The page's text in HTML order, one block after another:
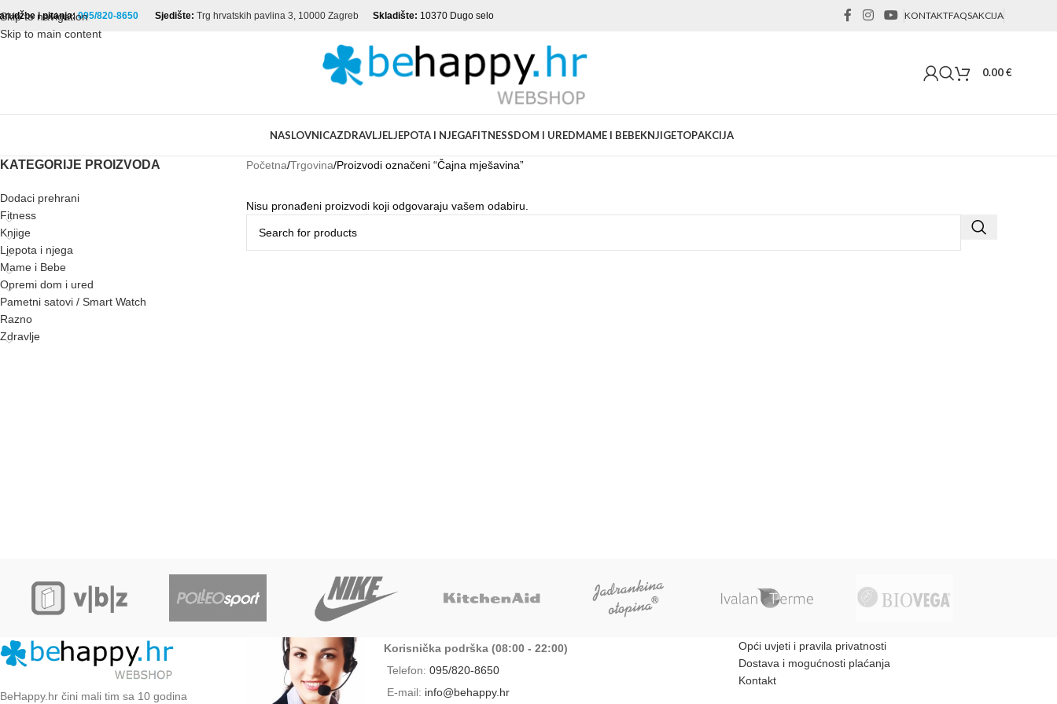
Skip to navigation
Skip to main content
i pitanja:095/820-8650 Sjedište: Trg hrvatskih pavlina 3, 10000 Zagreb Skladište: 10370 Dugo selo KONTAKTFAQSAKCIJA
0.00€
NASLOVNICAZDRAVLJELJEPOTA I NJEGAFITNESSDOM I UREDMAME I BEBEKNJIGETOPAKCIJA
KATEGORIJE PROIZVODA
Dodaci prehrani
Fitness
Knjige
Ljepota i njega
Mame i Bebe
Opremi dom i ured
Pametni satovi / Smart Watch
Razno
Zdravlje
Početna Trgovina Proizvodi označeni “Čajna mješavina”
Nisu pronađeni proizvodi koji odgovaraju vašem odabiru.
BeHappy.hr čini mali tim sa 10 godina
Korisnička podrška (08:00 - 22:00)
Telefon: 095/820-8650
E-mail: info@behappy.hr
Opći uvjeti i pravila privatnosti
Dostava i mogućnosti plaćanja
Kontakt